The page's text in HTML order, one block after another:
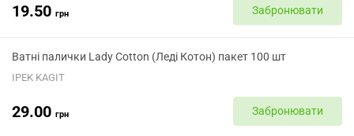
19.50 грн Забронювати
Ватні палички Lady Cotton (Леді Котон) пакет 100 шт
IPEK KAGIT
29.00 грн Забронювати